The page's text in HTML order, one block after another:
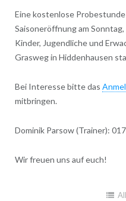
Eine kostenlose
Saisoneröffnung am
Kinder, Jugendliche und
Grasweg in Hiddenhausen
Bei Interesse bitte das
mitbringen.
Dominik Parsow (Trainer):
Wir freuen uns auf euch!